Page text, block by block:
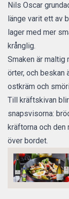
Nils Oscar
länge varit ett av
lager med mer
krånglig.
Smaken är maltig
örter, och beskan
ostkräm och
Till kräftskivan
snapsvisorna:
kräftorna och den
över bordet.